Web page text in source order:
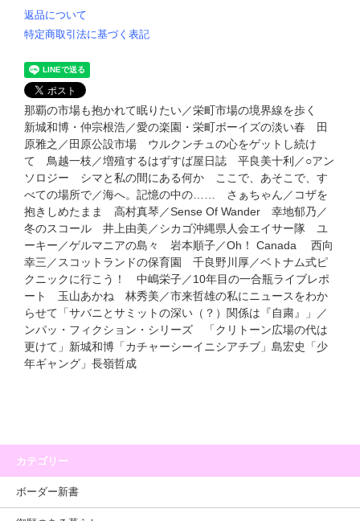
返品について
特定商取引法に基づく表記
那覇の市場も抱かれて眠りたい／栄町市場の境界線を歩く
新城和博・仲宗根浩／愛の楽園・栄町ボーイズの淡い春 田
原雅之／田原公設市場 ウルクンチュの心をゲットし続け
て 鳥越一枝／増殖するはずすば屋日誌 平良美十利／○アン
ソロジー シマと私の間にある何か ここで、あそこで、す
べての場所で／海へ。記憶の中の…… さぁちゃん／コザを
抱きしめたまま 高村真琴／Sense Of Wander 幸地郁乃／
冬のスコール 井上由美／シカゴ沖縄県人会エイサー隊 ユ
ーキー／ゲルマニアの島々 岩本順子／Oh！ Canada 西向
幸三／スコットランドの保育園 千良野川厚／ベトナム式ピ
クニックに行こう！ 中嶋栄子／10年目の一合瓶ライブレポ
ート 玉山あかね 林秀美／市来哲雄の私にニュースをわか
らせて「サバニとサミットの深い（？）関係は『自粛』」／
ンパッ・フィクション・シリーズ 「クリトーン広場の代は
更けて」新城和博「カチャーシーイニシアチブ」島宏史「少
年ギャング」長嶺哲成
カテゴリー
ボーダー新書